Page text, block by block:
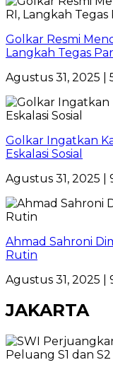
Golkar Resmi
Langkah Tegas
Agustus 31, 2025 |
Golkar Ingatkan
Eskalasi Sosial
Agustus 31, 2025 |
Ahmad Sahroni
Rutin
Agustus 31, 2025 |
JAKARTA